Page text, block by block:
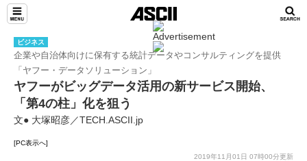
ビジネス
企業や自治体向けに保有する統計データやコンサルティングを提供
「ヤフー・データソリューション」
ヤフーがビッグデータ活用の新サービス開始、
「第4の柱」化を狙う
文● 大塚昭彦／TECH.ASCII.jp
[PC表示へ]
2019年11月01日 07時00分更新